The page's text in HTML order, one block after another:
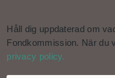
Håll dig uppdaterad om
Fondkommission. När du
privacy policy.